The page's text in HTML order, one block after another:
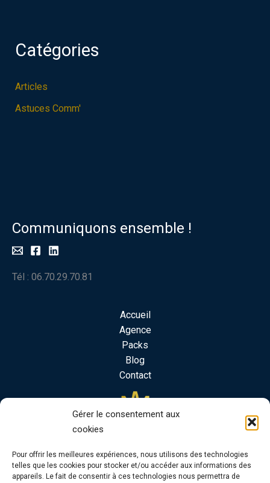
Gérer le consentement aux
cookies
Pour offrir les meilleures expériences, nous utilisons des technologies
telles que les cookies pour stocker et/ou accéder aux informations des
appareils. Le fait de consentir à ces technologies nous permettra de
Catégories
Articles
Astuces Comm'
Communiquons ensemble !
Tél : 06.70.29.70.81
Accueil
Agence
Packs
Blog
Contact